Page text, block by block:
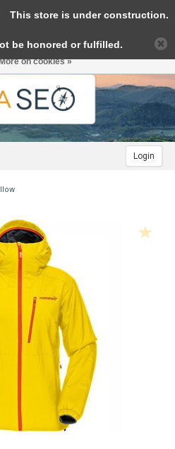
Login
this website Is this OK?
Yes
on cookies »
store is under construction.
be honored or fulfilled.